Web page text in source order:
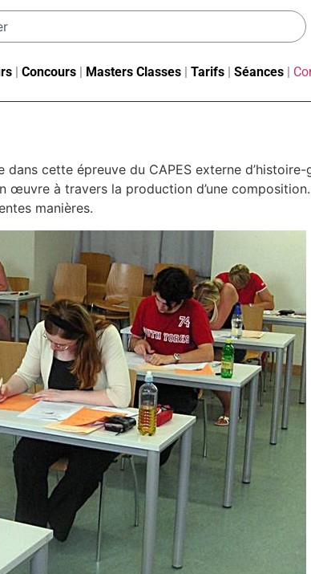
| Concours | Masters Classes| Tarifs | Séances |
cette épreuve du CAPES externe d’histoire-
œuvre à travers la production d’une
manières.